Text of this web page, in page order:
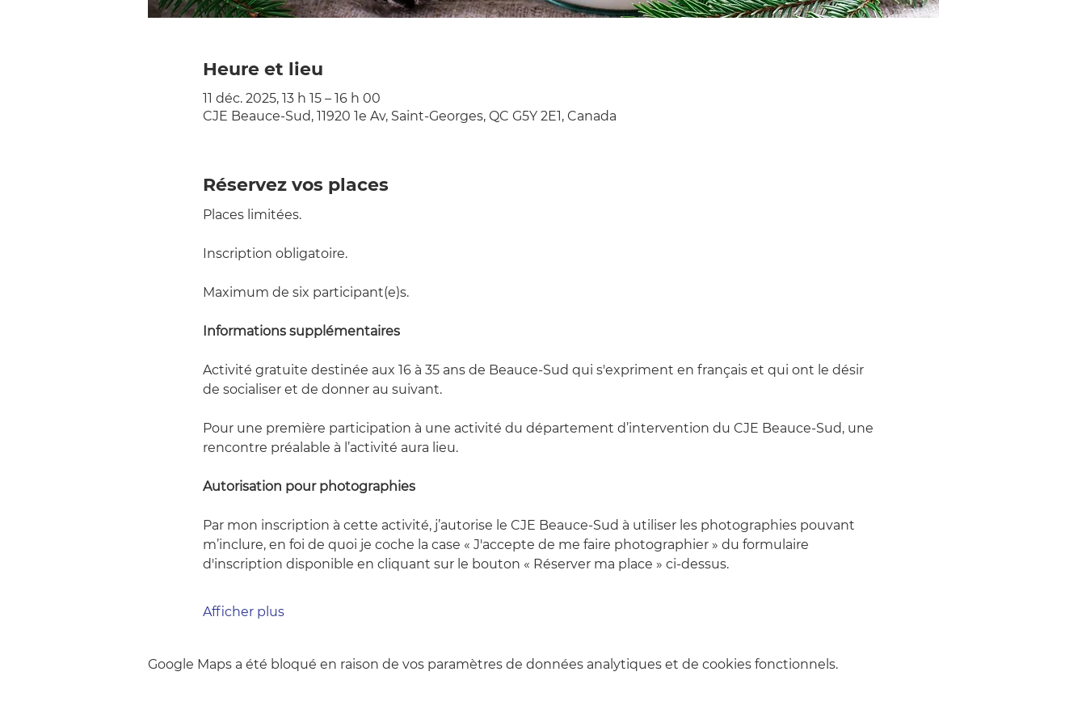
Heure et lieu
11 déc. 2025, 13 h 15 – 16 h 00
CJE Beauce-Sud, 11920 1e Av, Saint-Georges, QC G5Y 2E1, Canada
Réservez vos places
Places limitées.
Inscription obligatoire.
Maximum de six participant(e)s.
Informations supplémentaires
Activité gratuite destinée aux 16 à 35 ans de Beauce-Sud qui s'expriment en français et qui ont le désir
de socialiser et de donner au suivant.
Pour une première participation à une activité du département d’intervention du CJE Beauce-Sud, une
rencontre préalable à l’activité aura lieu.
Autorisation pour photographies
Par mon inscription à cette activité, j’autorise le CJE Beauce-Sud à utiliser les photographies pouvant
m’inclure, en foi de quoi je coche la case « J'accepte de me faire photographier » du formulaire
d'inscription disponible en cliquant sur le bouton « Réserver ma place » ci-dessus.
Afficher plus
Google Maps a été bloqué en raison de vos paramètres de données analytiques et de cookies fonctionnels.